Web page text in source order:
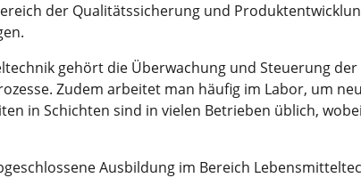
der Qualitätssicherung und
gehört die Überwachung und Steuerung
Zudem arbeitet man häufig im Labor, um
in Schichten sind in vielen Betrieben üblich,
Ausbildung im Bereich